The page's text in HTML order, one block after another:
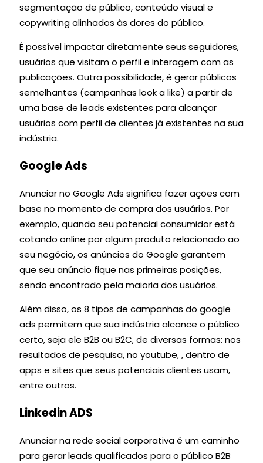
segmentação de público, conteúdo visual e
copywriting alinhados às dores do público.
É possível impactar diretamente seus seguidores,
usuários que visitam o perfil e interagem com as
publicações. Outra possibilidade, é gerar públicos
semelhantes (campanhas look a like) a partir de
uma base de leads existentes para alcançar
usuários com perfil de clientes já existentes na sua
indústria.
Google Ads
Anunciar no Google Ads significa fazer ações com
base no momento de compra dos usuários. Por
exemplo, quando seu potencial consumidor está
cotando online por algum produto relacionado ao
seu negócio, os anúncios do Google garantem
que seu anúncio fique nas primeiras posições,
sendo encontrado pela maioria dos usuários.
Além disso, os 8 tipos de campanhas do google
ads permitem que sua indústria alcance o público
certo, seja ele B2B ou B2C, de diversas formas: nos
resultados de pesquisa, no youtube, , dentro de
apps e sites que seus potenciais clientes usam,
entre outros.
Linkedin ADS
Anunciar na rede social corporativa é um caminho
para gerar leads qualificados para o público B2B